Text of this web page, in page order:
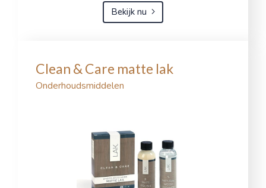
Bekijk nu
Clean & Care matte lak
Onderhoudsmiddelen